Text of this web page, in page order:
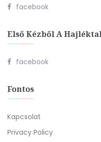
facebook
Első Kézből A
facebook
Fontos
Kapcsolat
Privacy Policy